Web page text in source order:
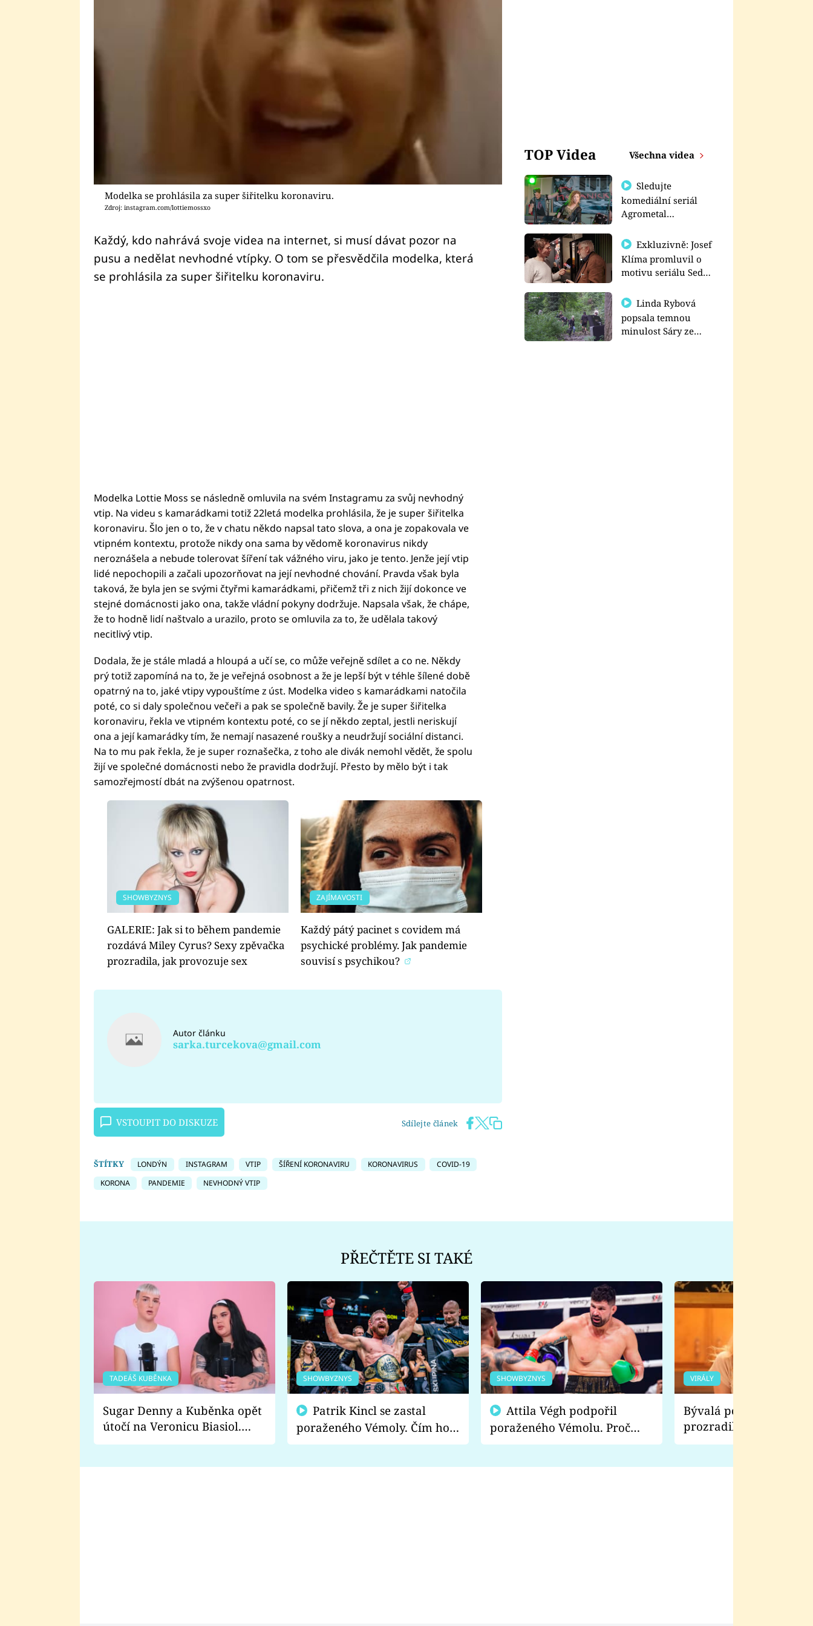
Modelka se prohlásila za super šiřitelku koronaviru.
Zdroj: instagram.com/lottiemossxo
Každý, kdo nahrává svoje videa na internet, si musí dávat pozor na
pusu a nedělat nevhodné vtípky. O tom se přesvědčila modelka, která
se prohlásila za super šiřitelku koronaviru.
Modelka Lottie Moss se následně omluvila na svém Instagramu za svůj nevhodný
vtip. Na videu s kamarádkami totiž 22letá modelka prohlásila, že je super šiřitelka
koronaviru. Šlo jen o to, že v chatu někdo napsal tato slova, a ona je zopakovala ve
vtipném kontextu, protože nikdy ona sama by vědomě koronavirus nikdy
neroznášela a nebude tolerovat šíření tak vážného viru, jako je tento. Jenže její vtip
lidé nepochopili a začali upozorňovat na její nevhodné chování. Pravda však byla
taková, že byla jen se svými čtyřmi kamarádkami, přičemž tři z nich žijí dokonce ve
stejné domácnosti jako ona, takže vládní pokyny dodržuje. Napsala však, že chápe,
že to hodně lidí naštvalo a urazilo, proto se omluvila za to, že udělala takový
necitlivý vtip.
Dodala, že je stále mladá a hloupá a učí se, co může veřejně sdílet a co ne. Někdy
prý totiž zapomíná na to, že je veřejná osobnost a že je lepší být v téhle šílené době
opatrný na to, jaké vtipy vypouštíme z úst. Modelka video s kamarádkami natočila
poté, co si daly společnou večeři a pak se společně bavily. Že je super šiřitelka
koronaviru, řekla ve vtipném kontextu poté, co se jí někdo zeptal, jestli neriskují
ona a její kamarádky tím, že nemají nasazené roušky a neudržují sociální distanci.
Na to mu pak řekla, že je super roznašečka, z toho ale divák nemohl vědět, že spolu
žijí ve společné domácnosti nebo že pravidla dodržují. Přesto by mělo být i tak
samozřejmostí dbát na zvýšenou opatrnost.
SHOWBYZNYS
GALERIE: Jak si to během pandemie
rozdává Miley Cyrus? Sexy zpěvačka
prozradila, jak provozuje sex
ZAJÍMAVOSTI
Každý pátý pacinet s covidem má
psychické problémy. Jak pandemie
souvisí s psychikou?
Autor článku
sarka.turcekova@gmail.com
VSTOUPIT DO DISKUZE Sdílejte článek
ŠTÍTKY LONDÝN INSTAGRAM VTIP ŠÍŘENÍ KORONAVIRU KORONAVIRUS
COVID-19
KORONA
PANDEMIE NEVHODNÝ VTIP
TOP Videa Všechna videa
Sledujte
komediální seriál
Agrometal
prima+
Exkluzivně: Josef
Klíma promluvil o
motivu seriálu Sedm
Linda Rybová
popsala temnou
minulost Sáry ze
PŘEČTĚTE SI TAKÉ
TADEÁŠ KUBĚNKA
Sugar Denny a Kuběnka opět
útočí na Veronicu Biasiol.
Proč je podle nich falešná a
SHOWBYZNYS
poraženého Vémoly. Čím ho
fanoušci naštvali?
SHOWBYZNYS
poraženého Vémolu. Proč
chce raději zápasit s ním než
VIRÁLY
Bývalá pornoherečka
prozradila, co ji
natáčení Euforie.